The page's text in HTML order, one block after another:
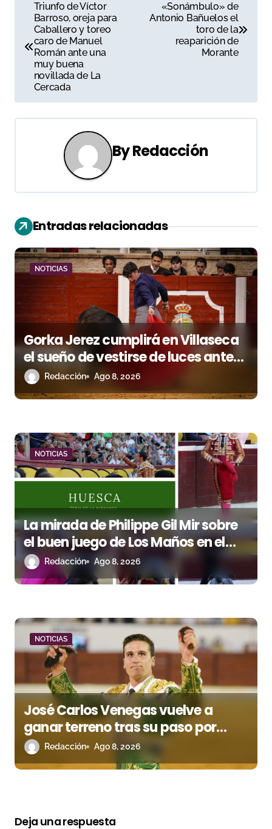
v
g
a
ó
n
d
e
e
n
t
r
a
d
a
s
Triunfo de Víctor
Barroso, oreja para
Caballero y toreo
caro de Manuel
Román ante una
muy buena
novillada de La
Cercada
«Sonámbulo» de
Antonio Bañuelos el
toro de la
reaparición de
Morante
ByRedacción
Entradas relacionadas
NOTICIAS
Gorka Jerez cumplirá en Villaseca
el sueño de vestirse de luces ante
los suyos
Redacción Ago 8, 2026
NOTICIAS
La mirada de Philippe Gil Mir sobre
el buen juego de Los Maños en el
arranque de Huesca
Redacción Ago 8, 2026
NOTICIAS
José Carlos Venegas vuelve a
ganar terreno tras su paso por
Madrid
Redacción Ago 8, 2026
Deja una respuesta